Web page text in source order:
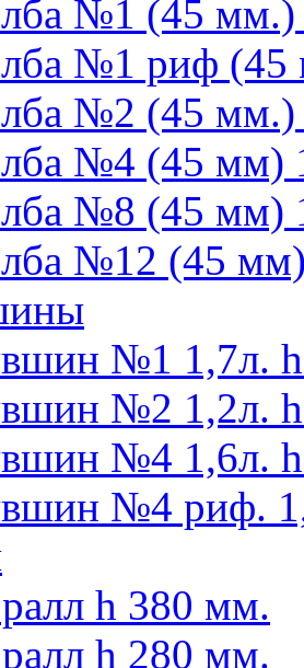
№1 (45 мм.)
№1 риф (45
№2 (45 мм.)
№4 (45 мм)
№8 (45 мм)
№12 (45
№1 1,7л.
№2 1,2л.
№4 1,6л.
№4 риф.
h 380 мм.
h 280 мм.